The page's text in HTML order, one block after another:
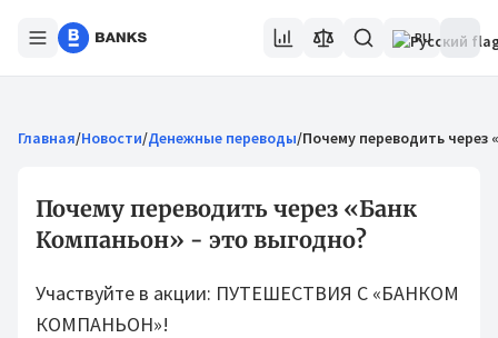
RU
Главная/Новости/Денежные переводы/Почему переводить через
Почему переводить через «Банк
Компаньон» - это выгодно?
Участвуйте в акции: ПУТЕШЕСТВИЯ С «БАНКОМ
КОМПАНЬОН»!